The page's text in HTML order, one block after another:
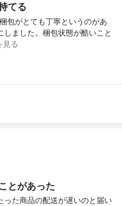
てる
包がとても丁寧というのがあ
ました。梱包状態が酷いこと
見る
とがあった
った商品の配送が遅いのと届い